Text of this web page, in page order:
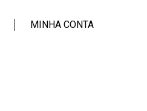
MINHA CONTA